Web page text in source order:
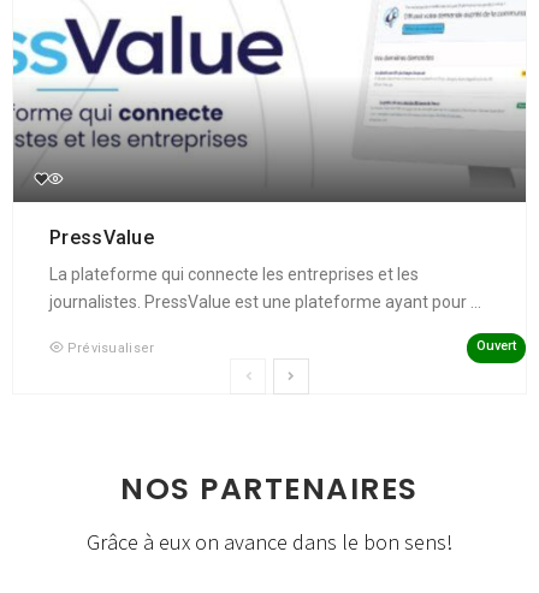
PressValue
La plateforme qui connecte les entreprises et les
journalistes. PressValue est une plateforme ayant pour ...
Prévisualiser Ouvert
NOS PARTENAIRES
Grâce à eux on avance dans le bon sens!